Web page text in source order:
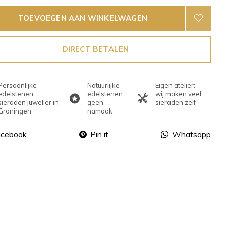
TOEVOEGEN AAN WINKELWAGEN
DIRECT BETALEN
juwelier in
Natuurlijke
edelstenen:
geen
namaak
Eigen atelier:
wij maken veel
sieraden zelf
Pin it Whatsapp